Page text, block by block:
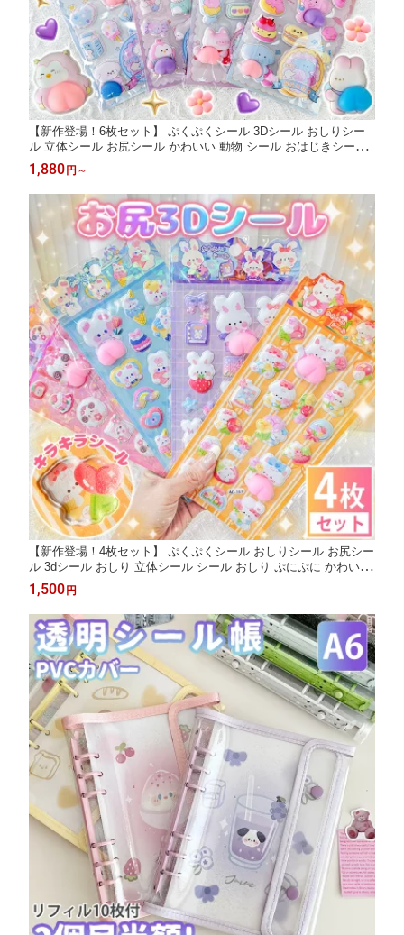
【新作登場！6枚セット】 ぷくぷくシール 3Dシール おしりシー
ル 立体シール お尻シール かわいい 動物 シール おはじきシール
ぷっくりステッカー シール手帳 6枚セット シール交換 手帳 贈り
物 DIY ご褒美シール 子供
1,880 円 ～
【新作登場！4枚セット】 ぷくぷくシール おしりシール お尻シー
ル 3dシール おしり 立体シール シール おしり ぷにぷに かわいい
動物 シール おはじきシール ぷっくりステッカー シール手帳 6枚
セット シール交換 手帳 贈り物 DIY ご褒美シール 子供
1,500 円